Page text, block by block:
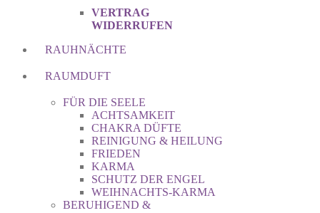
VERTRAG
WIDERRUFEN
RAUHNÄCHTE
RAUMDUFT
FÜR DIE SEELE
ACHTSAMKEIT
CHAKRA DÜFTE
REINIGUNG & HEILUNG
FRIEDEN
KARMA
SCHUTZ DER ENGEL
WEIHNACHTS-KARMA
BERUHIGEND &